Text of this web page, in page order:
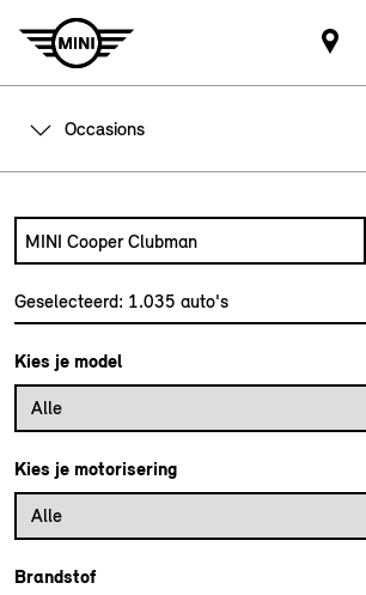
Occasions
Zoek naar een automodel,
Geselecteerd: 1.035 auto's
Kies je model
Alle
Kies je motorisering
Alle
Brandstof